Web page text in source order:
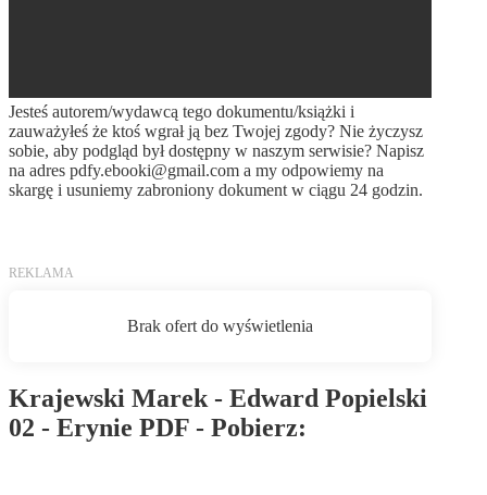
Jesteś autorem/wydawcą tego dokumentu/książki i
zauważyłeś że ktoś wgrał ją bez Twojej zgody? Nie życzysz
sobie, aby podgląd był dostępny w naszym serwisie? Napisz
na adres pdfy.ebooki@gmail.com a my odpowiemy na
skargę i usuniemy zabroniony dokument w ciągu 24 godzin.
Krajewski Marek - Edward Popielski
02 - Erynie PDF - Pobierz: